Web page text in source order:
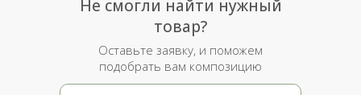
Не смогли найти нужный
товар?
Оставьте заявку, и поможем
подобрать вам композицию